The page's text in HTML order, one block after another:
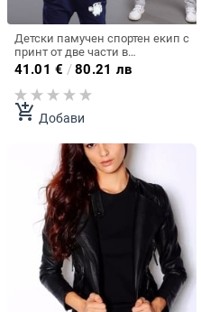
Детски памучен спортен екип с
принт от две части в
сив,червен и тъмно син цвят.
41.01 € /80.21 лв
add_shopping_cart Добави